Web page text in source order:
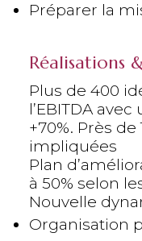
Préparer la
Réalisations
Plus de 400
l’EBITDA
+70%. Près
impliquées
Plan
à 50% selon
Nouvelle
Organisation